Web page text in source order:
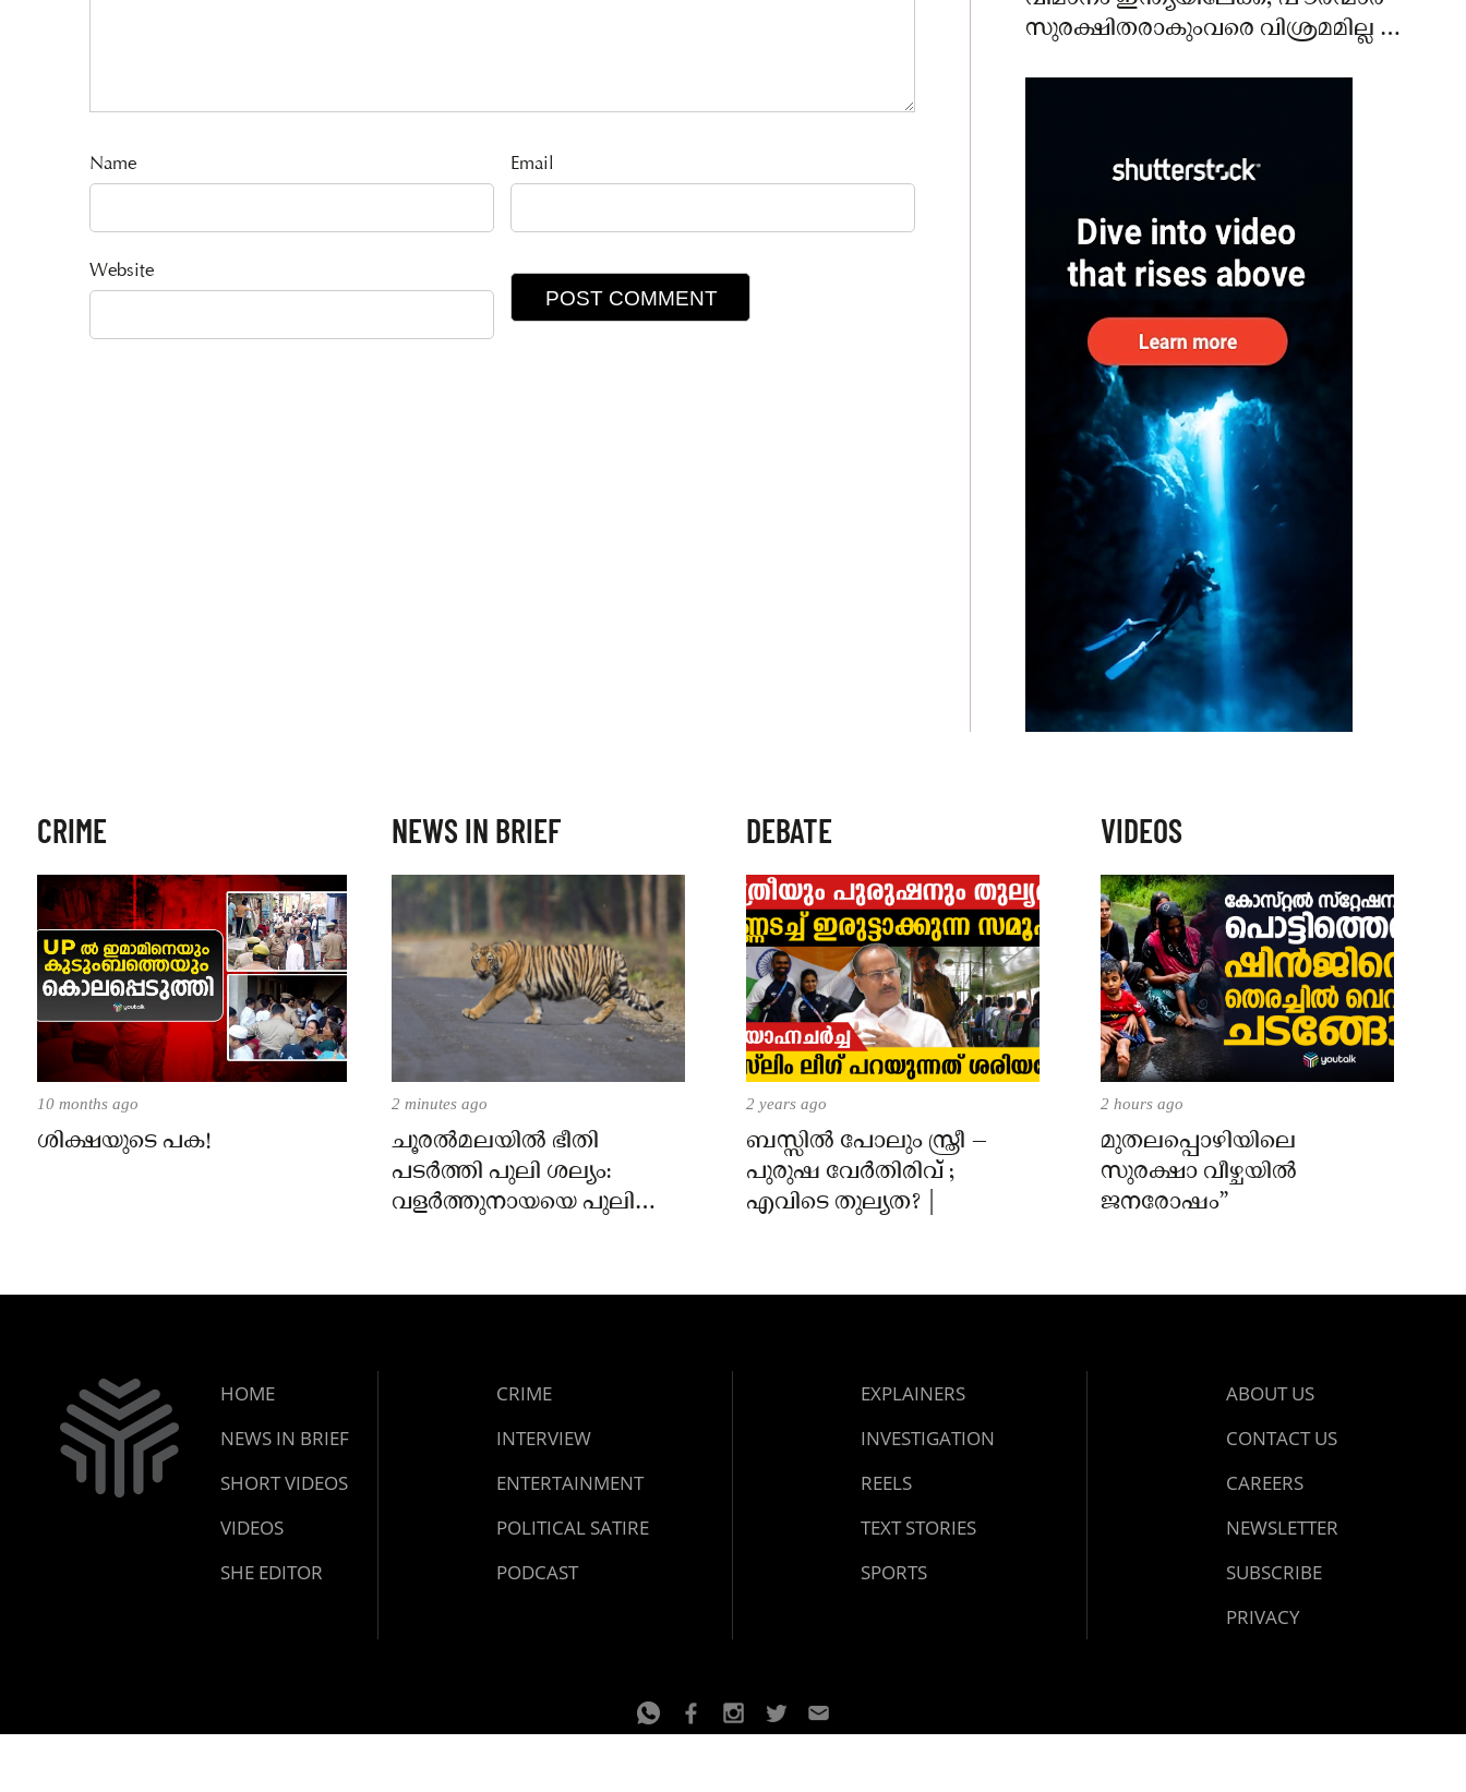
Name Email
Website
സുരക്ഷിതരാകുംവരെ വിശ്രമമില്ല –
CRIME
10 months ago
ശിക്ഷയുടെ പക!
NEWS IN BRIEF
2 minutes ago
ചൂരൽമലയിൽ ഭീതി
പടർത്തി പുലി ശല്യം:
വളർത്തുനായയെ പുലി
നാട്ടുകാർ
DEBATE
2 years ago
ബസ്സിൽ പോലും സ്ത്രീ –
പുരുഷ വേർതിരിവ് ;
എവിടെ തുല്യത? |
VIDEOS
2 hours ago
മുതലപ്പൊഴിയിലെ
സുരക്ഷാ വീഴ്ചയിൽ
ജനരോഷം”
HOME
NEWS IN BRIEF
SHORT VIDEOS
VIDEOS
SHE EDITOR
CRIME
INTERVIEW
ENTERTAINMENT
POLITICAL SATIRE
PODCAST
EXPLAINERS
INVESTIGATION
REELS
TEXT STORIES
SPORTS
ABOUT US
CONTACT US
CAREERS
NEWSLETTER
SUBSCRIBE
PRIVACY